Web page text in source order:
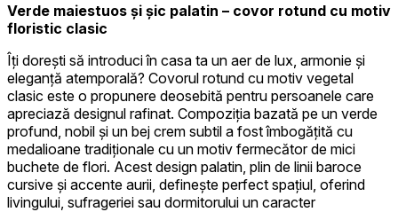
Verde maiestuos și șic palatin – covor rotund cu motiv
floristic clasic
Îți dorești să introduci în casa ta un aer de lux, armonie și
eleganță atemporală? Covorul rotund cu motiv vegetal
clasic este o propunere deosebită pentru persoanele care
apreciază designul rafinat. Compoziția bazată pe un verde
profund, nobil și un bej crem subtil a fost îmbogățită cu
medalioane tradiționale cu un motiv fermecător de mici
buchete de flori. Acest design palatin, plin de linii baroce
cursive și accente aurii, definește perfect spațiul, oferind
livingului, sufrageriei sau dormitorului un caracter